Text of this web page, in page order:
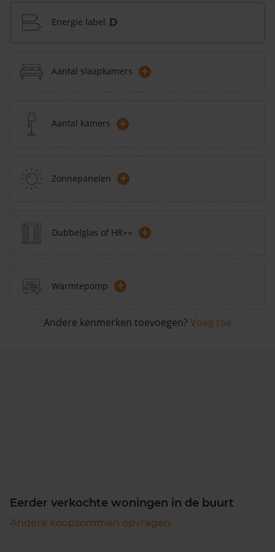
Energie label D
Aantal slaapkamers +
Aantal kamers +
Zonnepanelen +
Dubbelglas of HR++ +
Warmtepomp +
Andere kenmerken toevoegen? Voeg toe
Eerder verkochte woningen in de buurt
Andere koopsommen opvragen